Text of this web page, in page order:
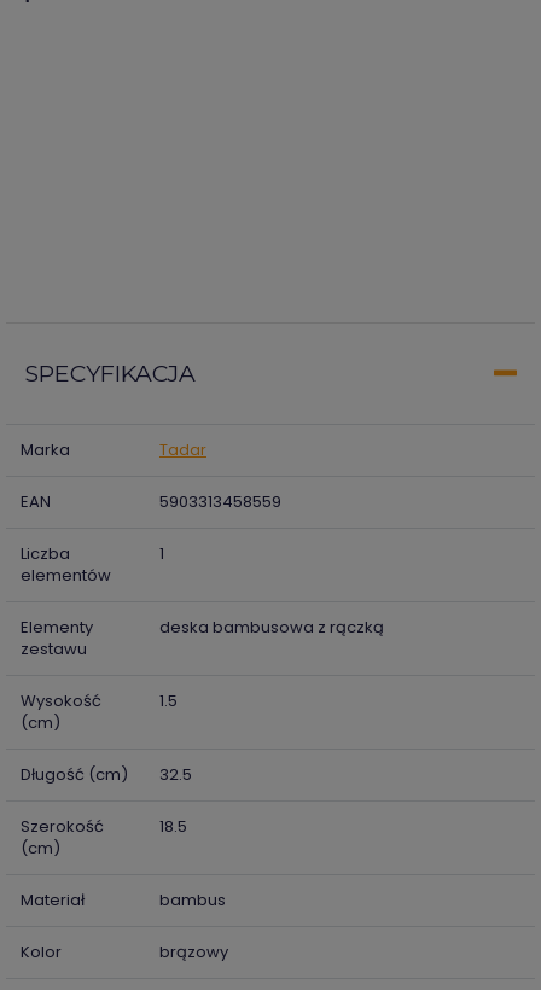
SPECYFIKACJA
Marka Tadar
EAN 5903313458559
Liczba
elementów
1
Elementy
zestawu
deska bambusowa z rączką
Wysokość
(cm)
1.5
Długość (cm) 32.5
Szerokość
(cm)
18.5
Materiał bambus
Kolor brązowy